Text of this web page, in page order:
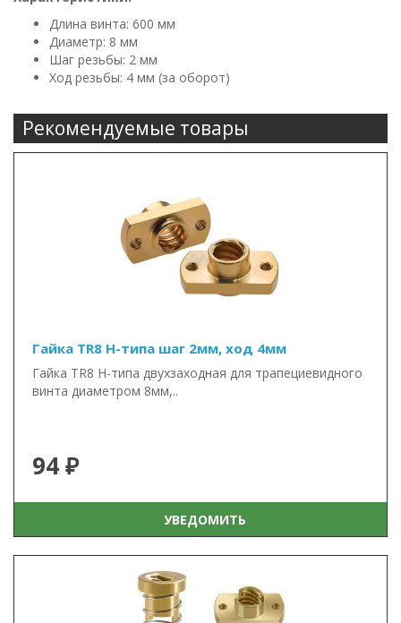
Длина винта: 600 мм
Диаметр: 8 мм
Шаг резьбы: 2 мм
Ход резьбы: 4 мм (за оборот)
Рекомендуемые товары
Гайка TR8 Н-типа шаг 2мм, ход 4мм
Гайка TR8 Н-типа двухзаходная для трапециевидного
винта диаметром 8мм,..
94 ₽
УВЕДОМИТЬ